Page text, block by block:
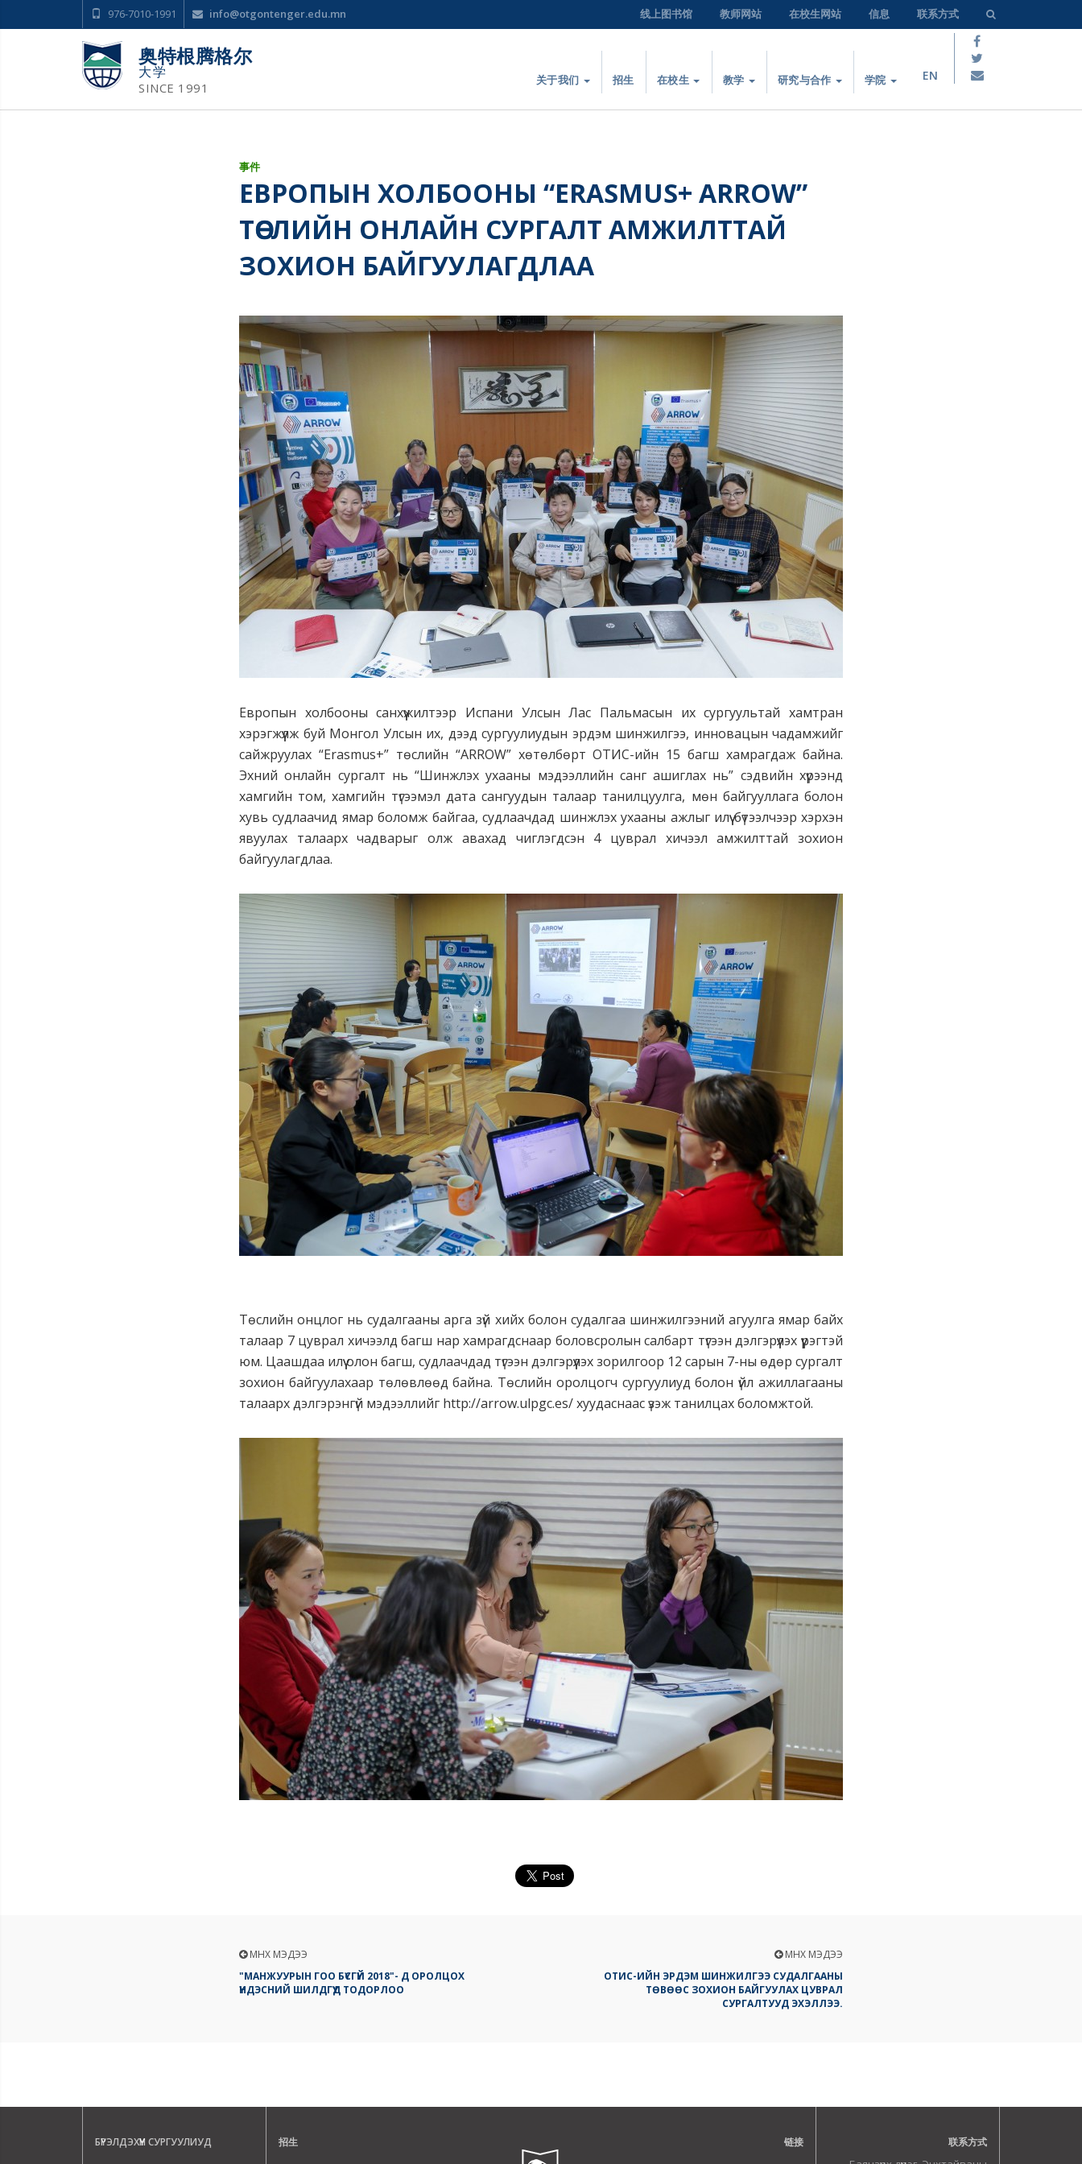
976-7010-1991 info@otgontenger.edu.mn 线上图书馆 教师网站 在校生网站 信息 联系方式
奥特根腾格尔
大学
SINCE 1991 关于我们 招生 在校生 教学 研究与合作 学院 EN
事件
ЕВРОПЫН ХОЛБООНЫ “ERASMUS+ ARROW”
ТӨСЛИЙН ОНЛАЙН СУРГАЛТ АМЖИЛТТАЙ
ЗОХИОН БАЙГУУЛАГДЛАА
Европын холбооны санхүүжилтээр Испани Улсын Лас Пальмасын их сургуультай хамтран
хэрэгжүүлж буй Монгол Улсын их, дээд сургуулиудын эрдэм шинжилгээ, инновацын чадамжийг
сайжруулах “Erasmus+” төслийн “ARROW” хөтөлбөрт ОТИС-ийн 15 багш хамрагдаж байна.
Эхний онлайн сургалт нь “Шинжлэх ухааны мэдээллийн санг ашиглах нь” сэдвийн хүрээнд
хамгийн том, хамгийн түгээмэл дата сангуудын талаар танилцуулга, мөн байгууллага болон
хувь судлаачид ямар боломж байгаа, судлаачдад шинжлэх ухааны ажлыг илүү бүтээлчээр хэрхэн
явуулах талаарх чадварыг олж авахад чиглэгдсэн 4 цуврал хичээл амжилттай зохион
байгуулагдлаа.
Төслийн онцлог нь судалгааны арга зүй хийх болон судалгаа шинжилгээний агуулга ямар байх
талаар 7 цуврал хичээлд багш нар хамрагдснаар боловсролын салбарт түгээн дэлгэрүүлэх үүрэгтэй
юм. Цаашдаа илүү олон багш, судлаачдад түгээн дэлгэрүүлэх зорилгоор 12 сарын 7-ны өдөр сургалт
зохион байгуулахаар төлөвлөөд байна. Төслийн оролцогч сургуулиуд болон үйл ажиллагааны
талаарх дэлгэрэнгүй мэдээллийг http://arrow.ulpgc.es/ хуудаснаас үзэж танилцах боломжтой.
ӨМНӨХ МЭДЭЭ
"МАНЖУУРЫН ГОО БҮСГҮЙ 2018"- Д ОРОЛЦОХ
ҮНДЭСНИЙ ШИЛДГҮҮД ТОДОРЛОО
ӨМНӨХ МЭДЭЭ
ОТИС-ИЙН ЭРДЭМ ШИНЖИЛГЭЭ СУДАЛГААНЫ
ТӨВӨӨС ЗОХИОН БАЙГУУЛАХ ЦУВРАЛ
СУРГАЛТУУД ЭХЭЛЛЭЭ.
БҮРЭЛДЭХҮҮН СУРГУУЛИУД 招生 链接 联系方式